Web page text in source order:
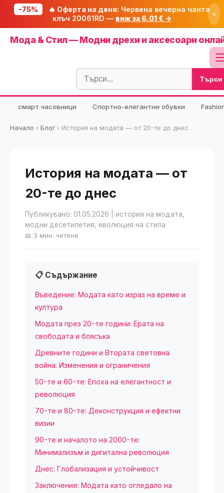
-75% 🔥 Оферта на деня: Червена вечерна чанта
клъч 20061RD — виж за 6.01 € → ×
Мода & Стил — Модни дрехи и аксесоари
Начало
🔥 Намаления
🧮 Калкулатори Търси
смарт часовници Спортно-елегантни обувки
Начало › Блог› История на модата — от 20-те до днес
История на модата — от
20-те до днес
Публикувано: 01.05.2026 | история на модата,
модни десетилетия, еволюция на стила
📖 3 мин. четене
📋 Съдържание
Въведение: Модата като израз на време и
култура
Модата през 20-те години: Ерата на
свободата и блясъка
Древните години и Втората световна
война: Изменения и ограничения
50-те и 60-те: Епоха на елегантност и
революция
70-те и 80-те: Деконструкция и ефектни
визии
90-те и началото на 2000-те:
Минимализъм и дигитална революция
Днес: Глобализация и устойчивост
Заключение: Модата като огледало на